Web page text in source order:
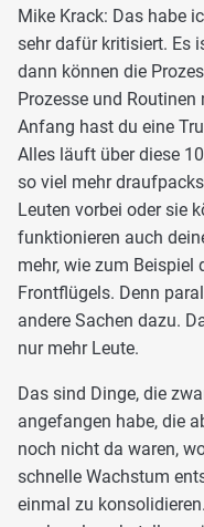
Mike Krack: Das habe
sehr dafür kritisiert. Es
dann können die
Prozesse und
Anfang hast du eine
Alles läuft über diese
so viel mehr
Leuten vorbei oder sie
funktionieren auch
mehr, wie zum Beispiel
Frontflügels. Denn
andere Sachen dazu.
nur mehr Leute.
Das sind Dinge, die
angefangen habe, die
noch nicht da waren,
schnelle Wachstum
einmal zu